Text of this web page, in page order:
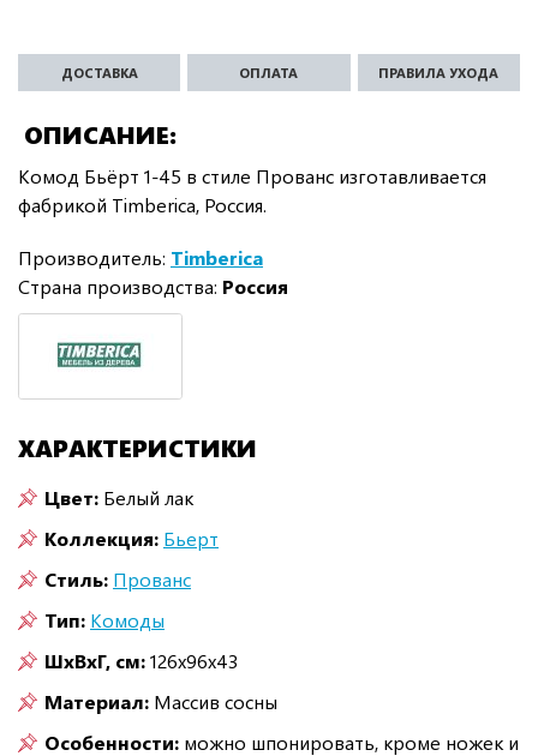
ОПИСАНИЕ
ДОСТАВКА ОПЛАТА ПРАВИЛА УХОДА
Комод Бьёрт 1-45 в стиле Прованс изготавливается
фабрикой Timberica, Россия.
Производитель: Timberica
Страна производства: Россия
ХАРАКТЕРИСТИКИ
Цвет: Белый лак
Коллекция: Бьерт
Стиль: Прованс
Тип: Комоды
ШxВxГ, см:126x96x43
Материал: Массив сосны
Особенности: можно шпонировать, кроме ножек и